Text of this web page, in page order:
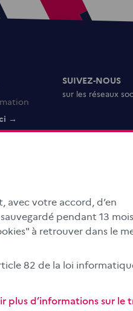
→
SUIVEZ-NOUS
sur les réseaux
avec votre accord, d’en
pendant 13
à retrouver dans le
82 de la loi
d’informations sur le